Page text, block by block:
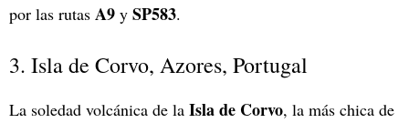
por las rutas A9 y SP583.
3. Isla de Corvo, Azores, Portugal
La soledad volcánica de la Isla de Corvo, la más chica de